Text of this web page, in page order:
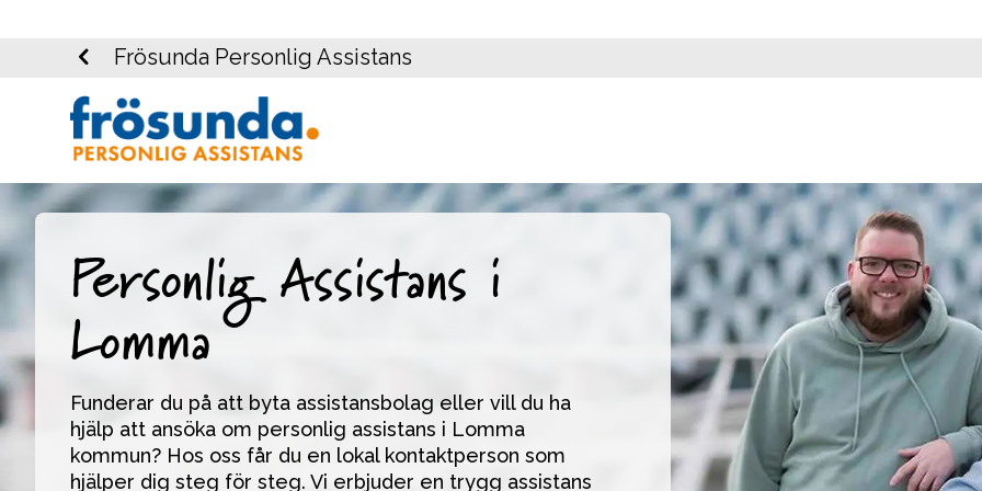
Frösunda Personlig Assistans
Personlig Assistans i
Lomma
Funderar du på att byta assistansbolag eller vill du ha
hjälp att ansöka om personlig assistans i Lomma
kommun? Hos oss får du en lokal kontaktperson som
hjälper dig steg för steg. Vi erbjuder en trygg assistans